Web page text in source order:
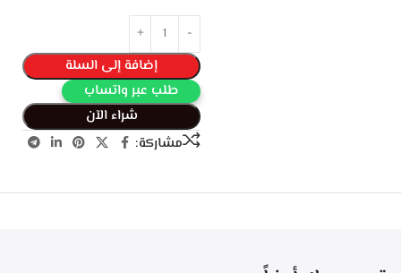
إضافة إلى السلة
طلب عبر واتساب
شراء الآن
مشاركة: